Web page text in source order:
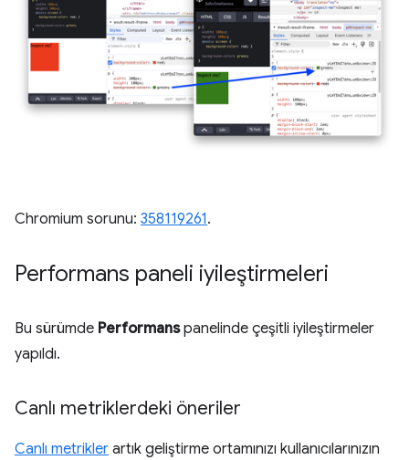
Chromium sorunu: 358119261.
Performans paneli iyileştirmeleri
Bu sürümde Performanspanelinde çeşitli iyileştirmeler
yapıldı.
Canlı metriklerdeki öneriler
Canlı metrikler artık geliştirme ortamınızı kullanıcılarınızın